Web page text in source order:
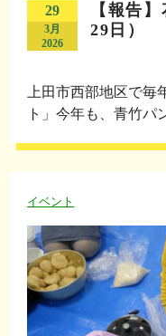
29
3月
2026
【報告
29日）
上田市西部地区で
ト」今年も、青竹パ
イベント